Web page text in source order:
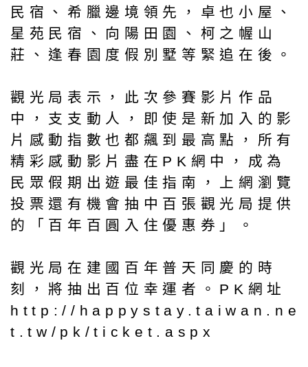
民宿、希臘邊境領先，卓也小屋、
星苑民宿、向陽田園、柯之幄山
莊、逢春園度假別墅等緊追在後。
觀光局表示，此次參賽影片作品
中，支支動人，即使是新加入的影
片感動指數也都飆到最高點，所有
精彩感動影片盡在PK網中，成為
民眾假期出遊最佳指南，上網瀏覽
投票還有機會抽中百張觀光局提供
的「百年百圓入住優惠券」。
觀光局在建國百年普天同慶的時
刻，將抽出百位幸運者。PK網址
http://happystay.taiwan.ne
t.tw/pk/ticket.aspx